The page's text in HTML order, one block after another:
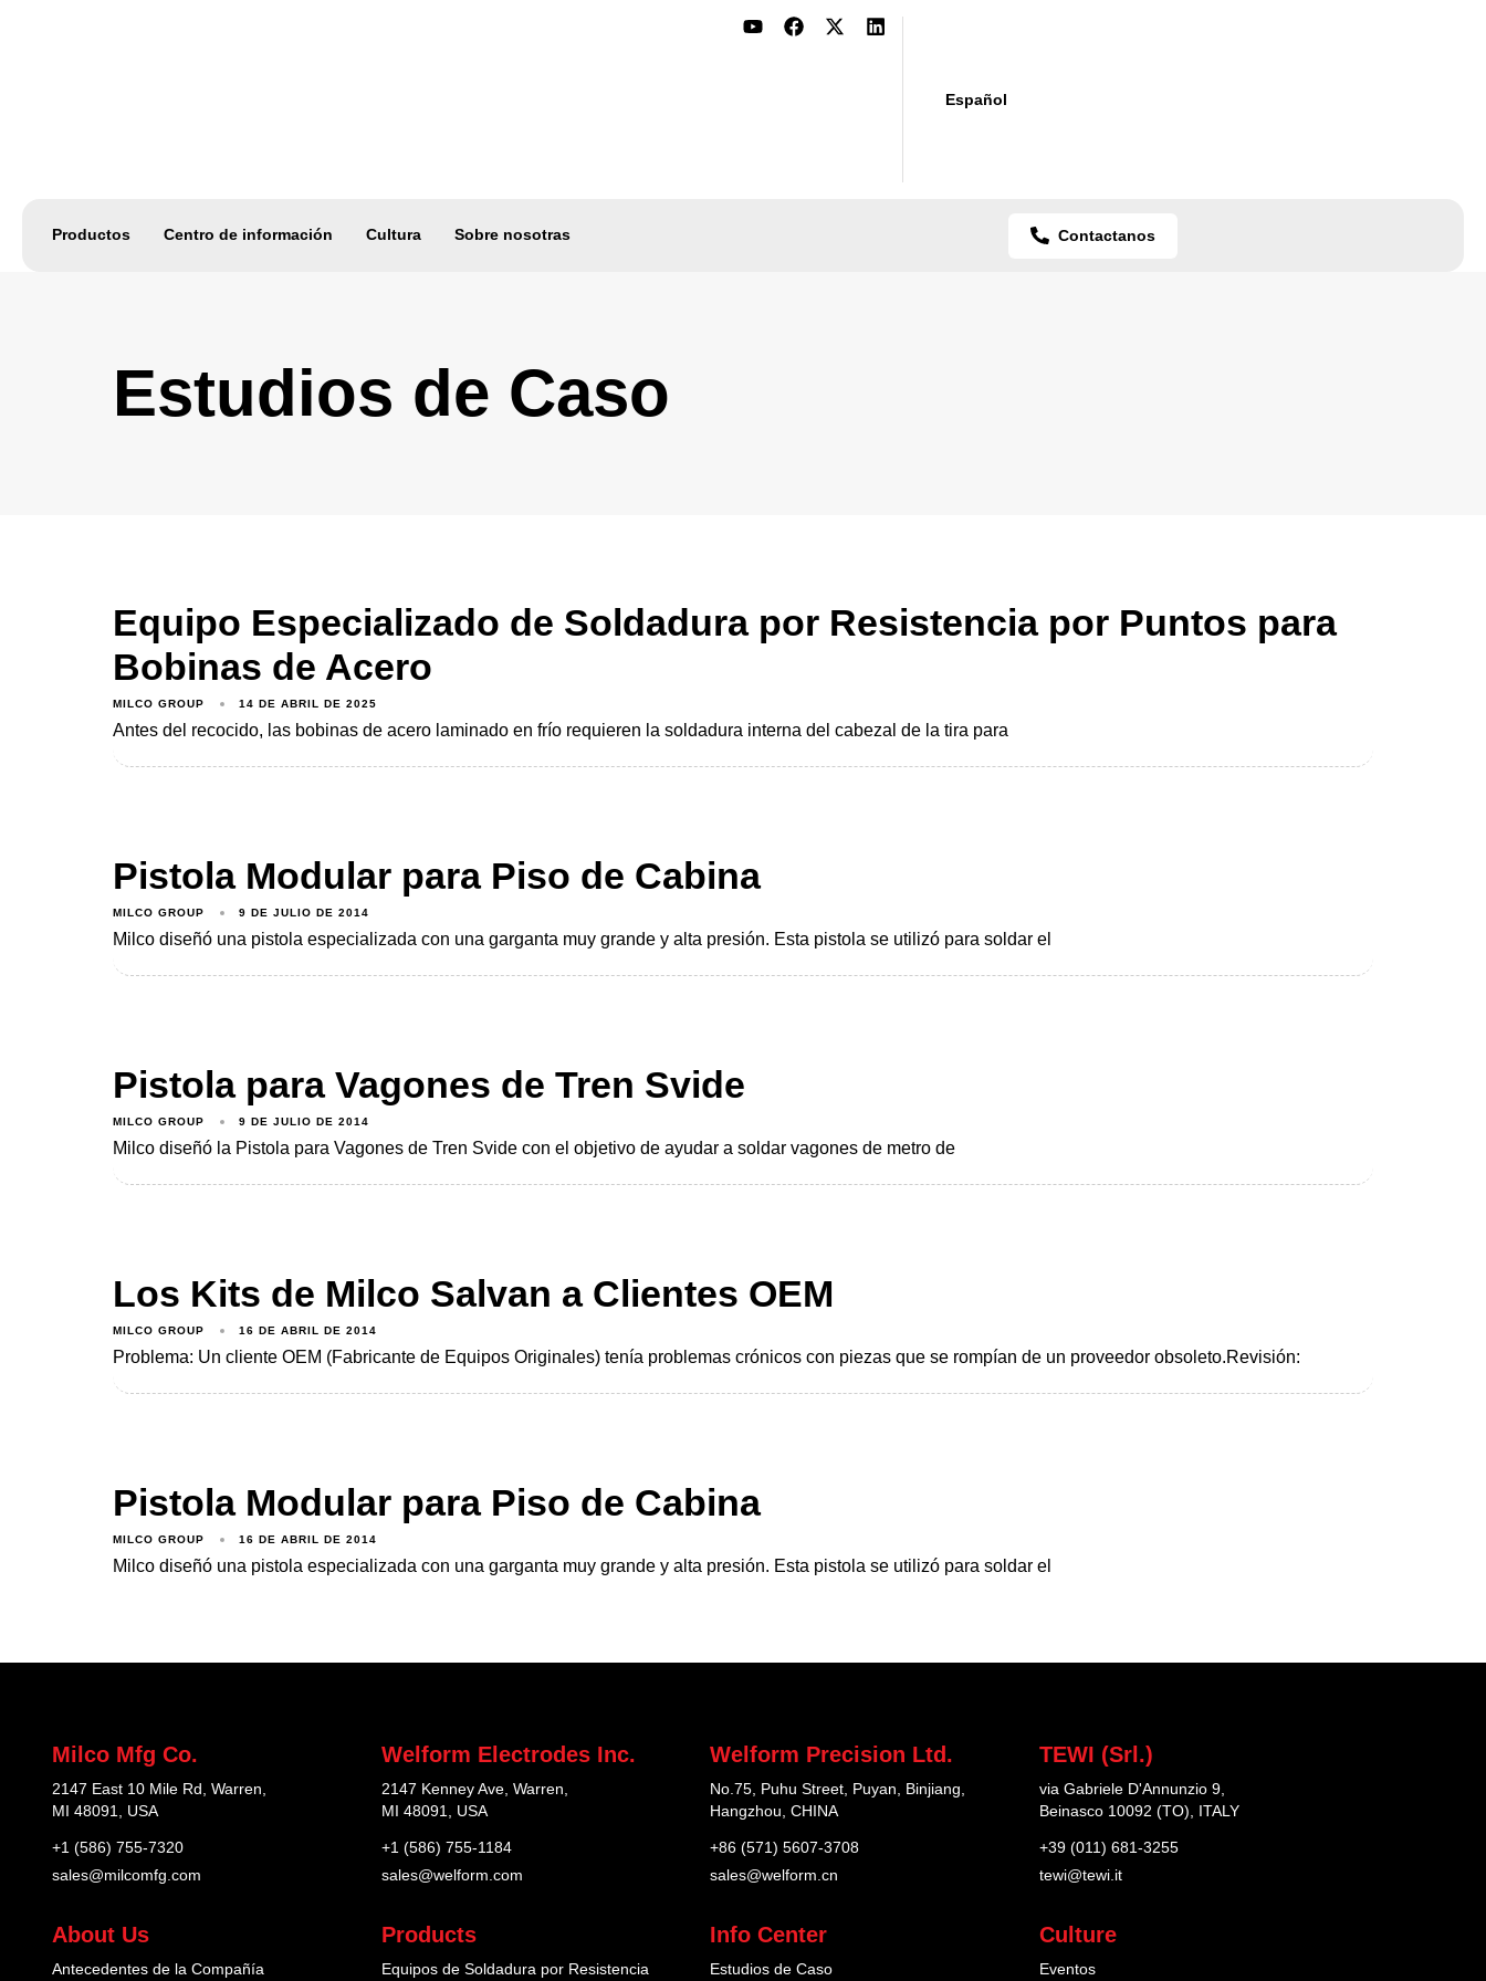
Español
Productos Centro de información Cultura Sobre nosotras Contactanos
Estudios de Caso
Equipo Especializado de Soldadura por Resistencia por Puntos para
Bobinas de Acero
MILCO GROUP 14 DE ABRIL DE 2025
Antes del recocido, las bobinas de acero laminado en frío requieren la soldadura interna del cabezal de la tira para
Pistola Modular para Piso de Cabina
MILCO GROUP 9 DE JULIO DE 2014
Milco diseñó una pistola especializada con una garganta muy grande y alta presión. Esta pistola se utilizó para soldar el
Pistola para Vagones de Tren Svide
MILCO GROUP 9 DE JULIO DE 2014
Milco diseñó la Pistola para Vagones de Tren Svide con el objetivo de ayudar a soldar vagones de metro de
Los Kits de Milco Salvan a Clientes OEM
MILCO GROUP 16 DE ABRIL DE 2014
Problema: Un cliente OEM (Fabricante de Equipos Originales) tenía problemas crónicos con piezas que se rompían de un proveedor obsoleto.Revisión:
Pistola Modular para Piso de Cabina
MILCO GROUP 16 DE ABRIL DE 2014
Milco diseñó una pistola especializada con una garganta muy grande y alta presión. Esta pistola se utilizó para soldar el
Milco Mfg Co.
2147 East 10 Mile Rd, Warren,
MI 48091, USA
+1 (586) 755-7320
sales@milcomfg.com
Welform Electrodes Inc.
2147 Kenney Ave, Warren,
MI 48091, USA
+1 (586) 755-1184
sales@welform.com
Welform Precision Ltd.
No.75, Puhu Street, Puyan, Binjiang,
Hangzhou, CHINA
+86 (571) 5607-3708
sales@welform.cn
TEWI (Srl.)
via Gabriele D'Annunzio 9,
Beinasco 10092 (TO), ITALY
+39 (011) 681-3255
tewi@tewi.it
About Us
Antecedentes de la Compañía
Products
Equipos de Soldadura por Resistencia
Info Center
Estudios de Caso
Culture
Eventos